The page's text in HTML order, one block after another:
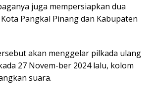
juga mempersiapkan dua
Pangkal Pinang dan Kabupaten
akan menggelar pilkada ulang
27 Novem-ber 2024 lalu, kolom
suara.